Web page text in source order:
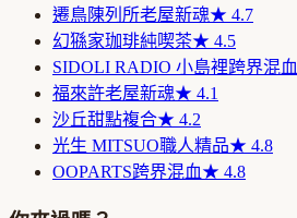
遷鳥陳列所老屋新魂★ 4.7
幻猻家珈琲純喫茶★ 4.5
SIDOLI RADIO 小島裡跨界混血
福來許老屋新魂★ 4.1
沙丘甜點複合★ 4.2
光生 MITSUO職人精品★ 4.8
OOPARTS跨界混血★ 4.8